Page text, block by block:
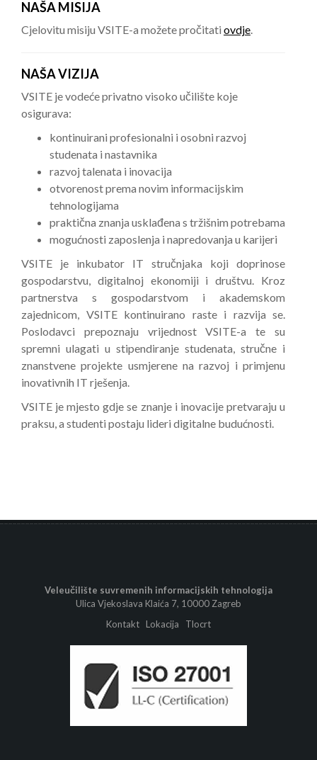
NAŠA MISIJA
Cjelovitu misiju VSITE-a možete pročitati ovdje.
NAŠA VIZIJA
VSITE je vodeće privatno visoko učilište koje
osigurava:
kontinuirani profesionalni i osobni razvoj
studenata i nastavnika
razvoj talenata i inovacija
otvorenost prema novim informacijskim
tehnologijama
praktična znanja usklađena s tržišnim potrebama
mogućnosti zaposlenja i napredovanja u karijeri
VSITE je inkubator IT stručnjaka koji doprinose
gospodarstvu, digitalnoj ekonomiji i društvu. Kroz
partnerstva s gospodarstvom i akademskom
zajednicom, VSITE kontinuirano raste i razvija se.
Poslodavci prepoznaju vrijednost VSITE-a te su
spremni ulagati u stipendiranje studenata, stručne i
znanstvene projekte usmjerene na razvoj i primjenu
inovativnih IT rješenja.
VSITE je mjesto gdje se znanje i inovacije pretvaraju u
praksu, a studenti postaju lideri digitalne budućnosti.
Veleučilište suvremenih informacijskih tehnologija
Ulica Vjekoslava Klaića 7, 10000 Zagreb
Kontakt Lokacija Tlocrt